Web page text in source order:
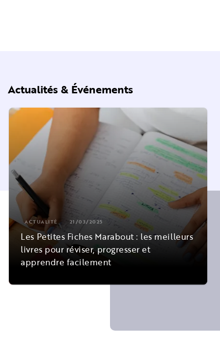
Actualités & Événements
ACTUALITÉ 21/03/2025
Les Petites Fiches Marabout : les meilleurs
livres pour réviser, progresser et
apprendre facilement